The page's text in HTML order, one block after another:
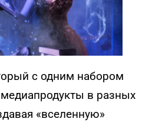
с одним набором
в разных
«вселенную»